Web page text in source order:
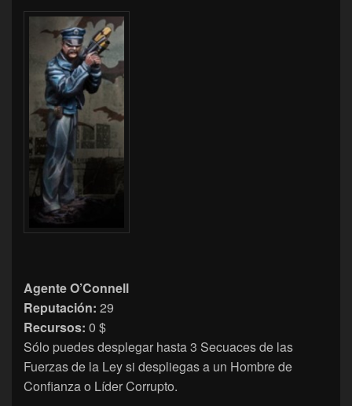
Agente O’Connell
Reputación: 29
Recursos: 0 $
Sólo puedes desplegar hasta 3 Secuaces de las
Fuerzas de la Ley si despliegas a un Hombre de
Confianza o Líder Corrupto.